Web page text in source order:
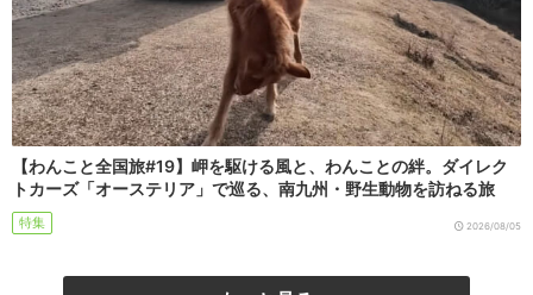
【わんこと全国旅#19】岬を駆ける風と、わんことの絆。ダイレク
トカーズ「オーステリア」で巡る、南九州・野生動物を訪ねる旅
特集 2026/08/05